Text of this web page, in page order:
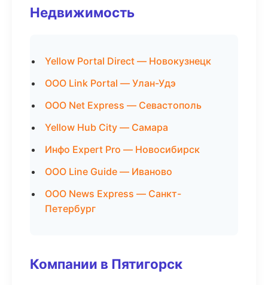
Недвижимость
Yellow Portal Direct — Новокузнецк
ООО Link Portal — Улан-Удэ
ООО Net Express — Севастополь
Yellow Hub City — Самара
Инфо Expert Pro — Новосибирск
ООО Line Guide — Иваново
ООО News Express — Санкт-
Петербург
Компании в Пятигорск